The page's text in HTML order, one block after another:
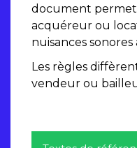
document
acquéreur ou
nuisances sonores
Les règles
vendeur ou